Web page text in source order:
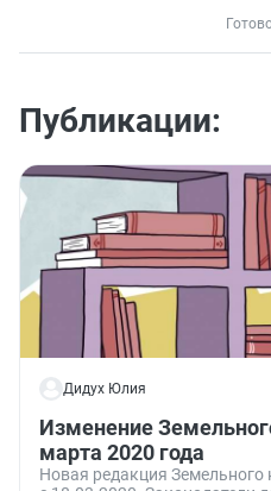
Публикации:
Дидух Юлия
Изменение
марта 2020 года
Новая редакция Земельного